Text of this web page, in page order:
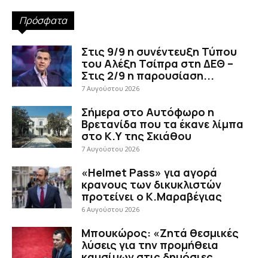
Πρόσφατα
Στις 9/9 η συνέντευξη Τύπου
του Αλέξη Τσίπρα στη ΔΕΘ –
Στις 2/9 η παρουσίαση...
7 Αυγούστου 2026
Σήμερα στο Αυτόφωρο η
Βρετανίδα που τα έκανε λίμπα
στο Κ.Υ της Σκιάθου
7 Αυγούστου 2026
«Helmet Pass» για αγορά
κρανους των δικυκλιστών
προτείνει ο Κ.Μαραβέγιας
6 Αυγούστου 2026
Μπουκώρος: «Ζητά θεσμικές
λύσεις για την προμήθεια